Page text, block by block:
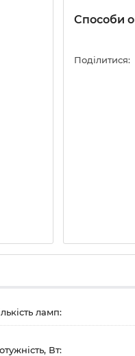
Способи
Поділитися:
ламп:
Вт: